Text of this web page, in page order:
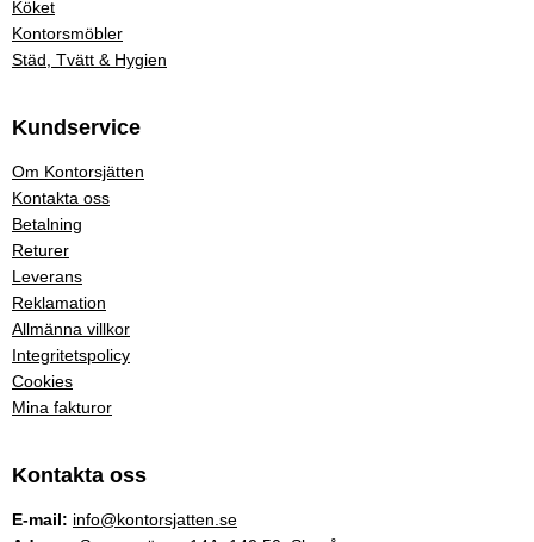
Köket
Kontorsmöbler
Städ, Tvätt & Hygien
Kundservice
Om Kontorsjätten
Kontakta oss
Betalning
Returer
Leverans
Reklamation
Allmänna villkor
Integritetspolicy
Cookies
Mina fakturor
Kontakta oss
E-mail: info@kontorsjatten.se